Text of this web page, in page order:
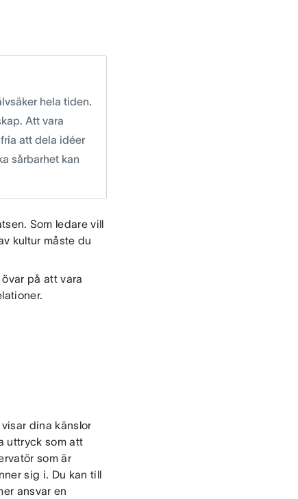
hela tiden.
Att vara
att dela idéer
sårbarhet kan
Som ledare vill
kultur måste du
på att vara
dina känslor
uttryck som att
som är
sig i. Du kan till
ansvar en